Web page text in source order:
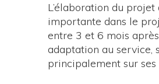
L’élaboration du
importante dans le
entre 3 et 6 mois
adaptation au service,
principalement sur